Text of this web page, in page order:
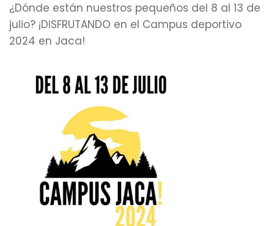
¿Dónde están nuestros pequeños del 8 al 13 de
julio? ¡DISFRUTANDO en el Campus deportivo
2024 en Jaca!